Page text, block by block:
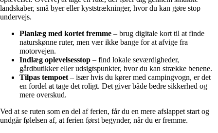
landskaber, små byer eller kyststrækninger, hvor du kan gøre stop
undervejs.
Planlæg med kortet fremme – brug digitale kort til at finde
naturskønne ruter, men vær ikke bange for at afvige fra
motorvejen.
Indlæg oplevelsesstop – find lokale seværdigheder,
gårdbutikker eller udsigtspunkter, hvor du kan strække benene.
Tilpas tempoet – især hvis du kører med campingvogn, er det
en fordel at tage det roligt. Det giver både bedre sikkerhed og
mere overskud.
Ved at se ruten som en del af ferien, får du en mere afslappet start og
undgår følelsen af, at ferien først begynder, når du er fremme.